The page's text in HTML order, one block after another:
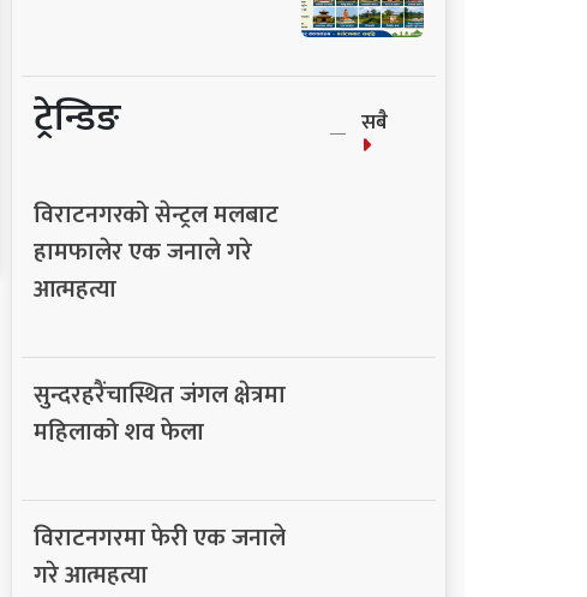
ट्रेन्डिङ सबै
विराटनगरको सेन्ट्रल मलबाट
हामफालेर एक जनाले गरे
आत्महत्या
सुन्दरहरैंचास्थित जंगल क्षेत्रमा
महिलाको शव फेला
विराटनगरमा फेरी एक जनाले
गरे आत्महत्या